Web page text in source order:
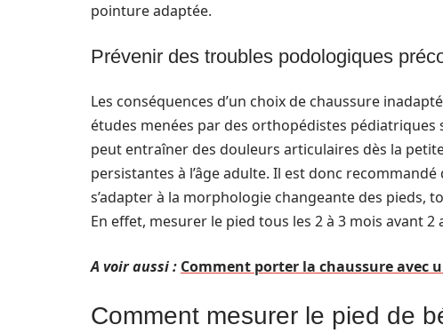
pointure adaptée.
Prévenir des troubles podologiques
Les conséquences d’un choix de chaussure
études menées par des orthopédistes
peut entraîner des douleurs articulaires dès la
persistantes à l’âge adulte. Il est donc
s’adapter à la morphologie changeante des pieds,
En effet, mesurer le pied tous les 2 à 3 mois avant
A voir aussi : Comment porter la chaussure avec
Comment mesurer le pied de